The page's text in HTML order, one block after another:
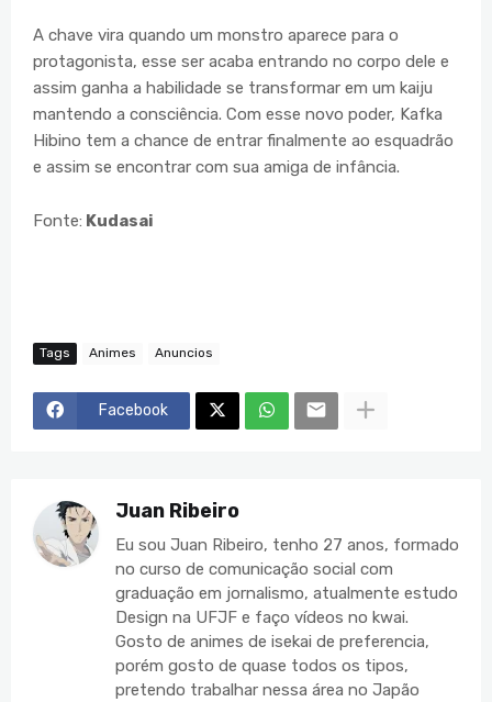
A chave vira quando um monstro aparece para o
protagonista, esse ser acaba entrando no corpo dele e
assim ganha a habilidade se transformar em um kaiju
mantendo a consciência. Com esse novo poder, Kafka
Hibino tem a chance de entrar finalmente ao esquadrão
e assim se encontrar com sua amiga de infância.
Fonte: Kudasai
Tags Animes Anuncios
Facebook
Juan Ribeiro
Eu sou Juan Ribeiro, tenho 27 anos, formado
no curso de comunicação social com
graduação em jornalismo, atualmente estudo
Design na UFJF e faço vídeos no kwai.
Gosto de animes de isekai de preferencia,
porém gosto de quase todos os tipos,
pretendo trabalhar nessa área no Japão